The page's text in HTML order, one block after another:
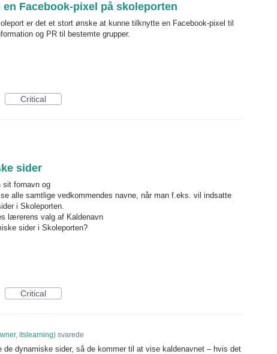
Facebook-pixel på skoleporten
er det et stort ønske at kunne tilknytte en Facebook-pixel til
og PR til bestemte grupper.
Critical
sider
fornavn og
alle samtlige vedkommendes navne, når man f.eks. vil indsatte
i Skoleporten.
lærerens valg af Kaldenavn
sider i Skoleporten?
Critical
itslearning)svarede
dynamiske sider, så de kommer til at vise kaldenavnet – hvis det